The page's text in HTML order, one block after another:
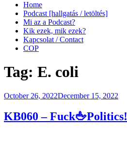
Home
Podcast [hallgatás / letöltés]
Mi az a Podcast?
Kik ezek, mik ezek?
Kapcsolat / Contact
COP
Tag: E. coli
Posted
October 26, 2022December 15, 2022
KB060 – Fuck🖕Politics!